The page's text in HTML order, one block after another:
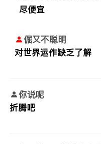
尽便宜
倔又不聪明
对世界运作缺乏了解
你说呢
折腾吧